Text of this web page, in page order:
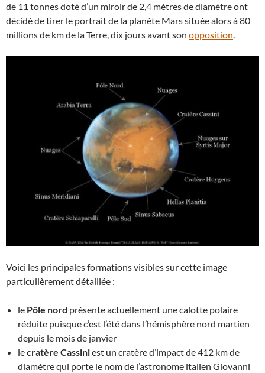
de 11 tonnes doté d’un miroir de 2,4 mètres de diamètre ont
décidé de tirer le portrait de la planète Mars située alors à 80
millions de km de la Terre, dix jours avant son opposition.
Voici les principales formations visibles sur cette image
particulièrement détaillée :
le Pôle nord présente actuellement une calotte polaire
réduite puisque c’est l’été dans l’hémisphère nord martien
depuis le mois de janvier
lecratère Cassiniest un cratère d’impact de 412 km de
diamètre qui porte le nom de l’astronome italien Giovanni